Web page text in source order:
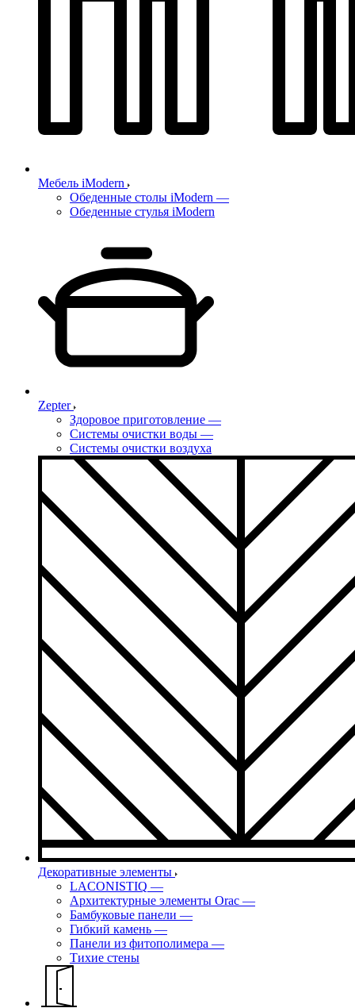
Мебель iModern
Обеденные столы iModern —
Обеденные стулья iModern
Zepter
Здоровое приготовление —
Системы очистки воды —
Системы очистки воздуха
Декоративные элементы
LACONISTIQ —
Архитектурные элементы Orac —
Бамбуковые панели —
Гибкий камень —
Панели из фитополимера —
Тихие стены